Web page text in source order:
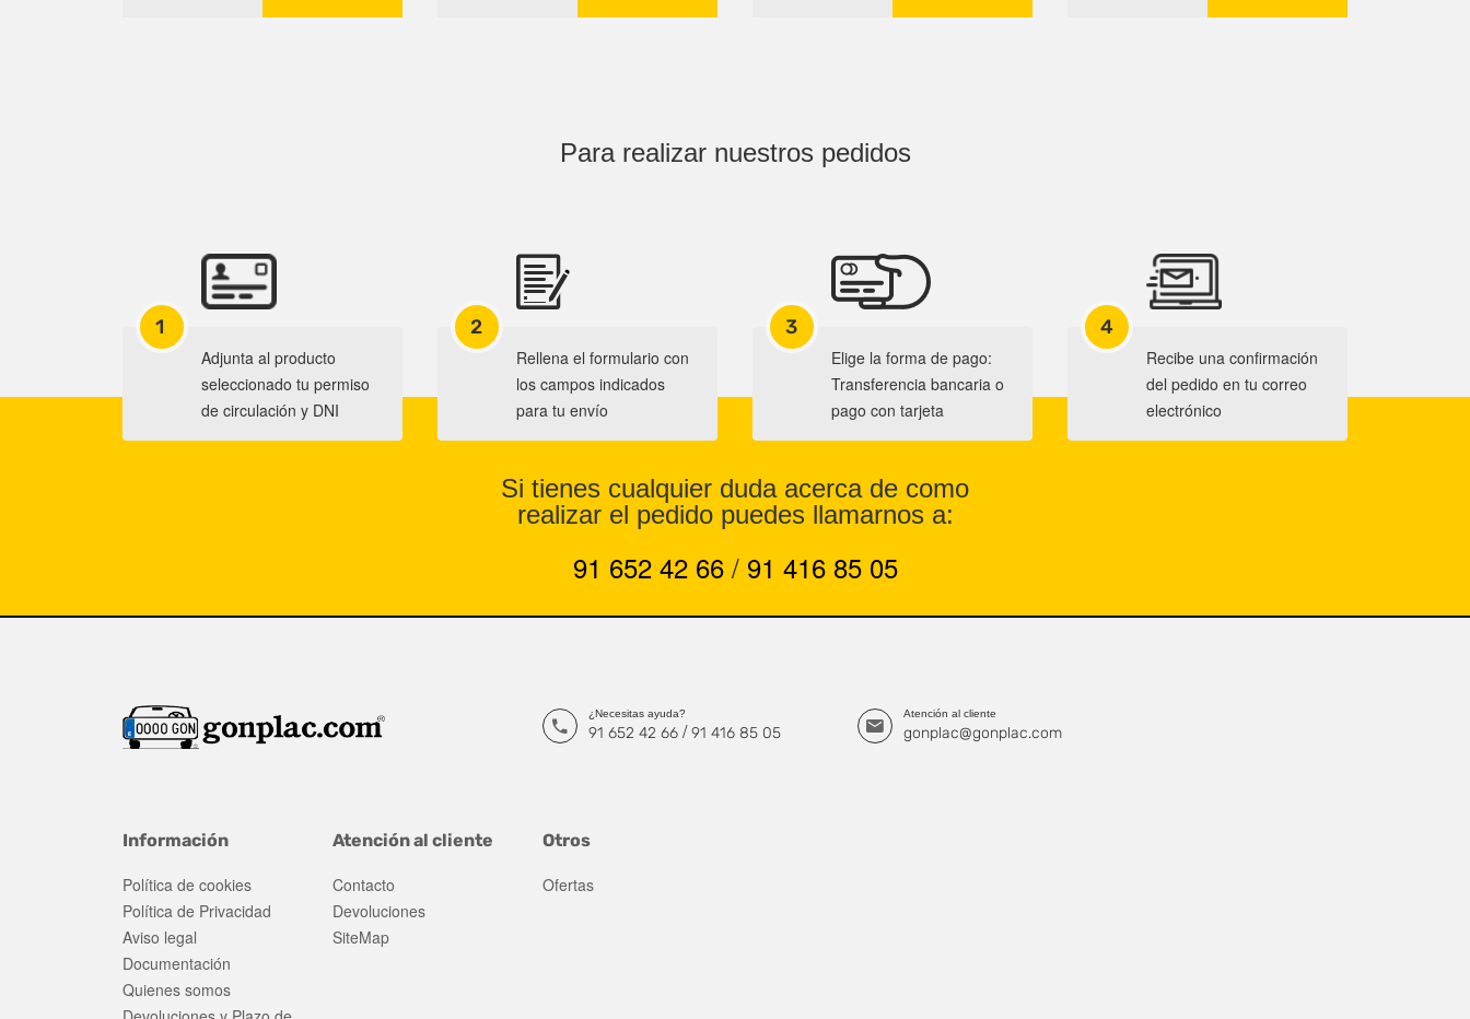
Para realizar nuestros pedidos
1
Adjunta al producto
seleccionado tu permiso
de circulación y DNI
2
Rellena el formulario con
los campos indicados
para tu envío
3
Elige la forma de pago:
Transferencia bancaria o
pago con tarjeta
4
Recibe una confirmación
del pedido en tu correo
electrónico
Si tienes cualquier duda acerca de como
realizar el pedido puedes llamarnos a:
91 652 42 66 / 91 416 85 05
¿Necesitas ayuda?
91 652 42 66 / 91 416 85 05
Atención al cliente
gonplac@gonplac.com
Información
Política de cookies
Política de Privacidad
Aviso legal
Documentación
Quienes somos
Atención al cliente
Contacto
Devoluciones
SiteMap
Otros
Ofertas